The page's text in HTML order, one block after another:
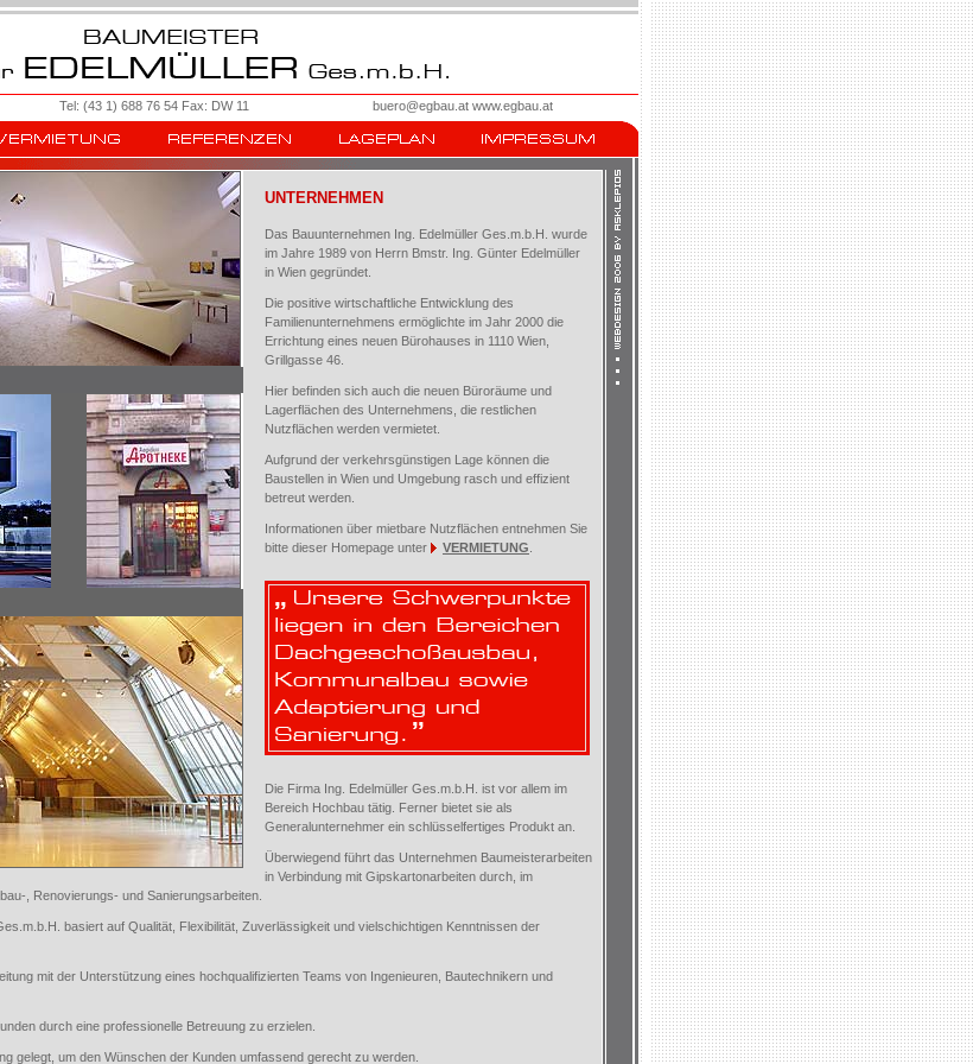
Tel: (43 1) 688 76 54 Fax: DW 11 buero@egbau.at www.egbau.at
UNTERNEHMEN
Das Bauunternehmen Ing. Edelmüller Ges.m.b.H. wurde
im Jahre 1989 von Herrn Bmstr. Ing. Günter Edelmüller
in Wien gegründet.
Die positive wirtschaftliche Entwicklung des
Familienunternehmens ermöglichte im Jahr 2000 die
Errichtung eines neuen Bürohauses in 1110 Wien,
Grillgasse 46
Hier befinden sich auch die neuen Büroräume und
Lagerflächen des Unternehmens, die restlichen
Nutzflächen werden vermietet.
Aufgrund der verkehrsgünstigen Lage können die
Baustellen in Wien und Umgebung rasch und effizient
betreut werden.
Informationen über mietbare Nutzflächen entnehmen Sie
bitte dieser Homepage unter
VERMIETUNG
Die Firma Ing. Edelmüller Ges.m.b.H. ist vor allem im
Bereich Hochbau tätig. Ferner bietet sie als
Generalunternehmer ein schlüsselfertiges Produkt an.
Überwiegend führt das Unternehmen Baumeisterarbeiten
in Verbindung mit Gipskartonarbeiten durch, im
, Renovierungs- und Sanierungsarbeiten.
basiert auf Qualität, Flexibilität, Zuverlässigkeit und vielschichtigen Kenntnissen der
mit der Unterstützung eines hochqualifizierten Teams von Ingenieuren, Bautechnikern und
durch eine professionelle Betreuung zu erzielen.
gelegt, um den Wünschen der Kunden umfassend gerecht zu werden.